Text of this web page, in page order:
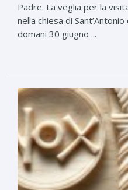
Padre. La veglia per la
nella chiesa di
domani 30 giugno ...